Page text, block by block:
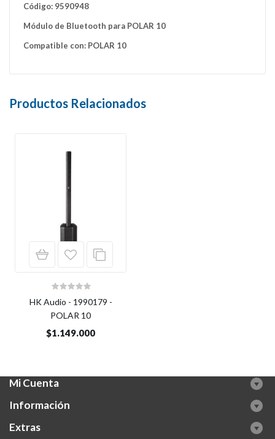
Código: 9590948
Módulo de Bluetooth para POLAR 10
Compatible con: POLAR 10
Productos Relacionados
HK Audio - 1990179 -
POLAR 10
$1.149.000
Mi Cuenta
Información
Extras